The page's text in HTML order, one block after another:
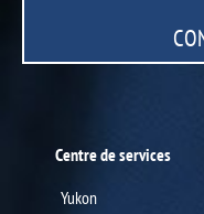
Centre de services
Yukon